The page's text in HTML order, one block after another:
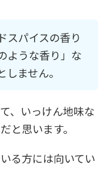
スパイスの香り
ような香り」な
ません。
、いっけん地味な
と思います。
る方には向いてい